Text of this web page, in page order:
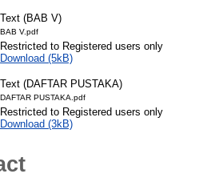
Text (BAB V)
BAB V.pdf
Restricted to Registered users only
Download (5kB)
Text (DAFTAR PUSTAKA)
DAFTAR PUSTAKA.pdf
Restricted to Registered users only
Download (3kB)